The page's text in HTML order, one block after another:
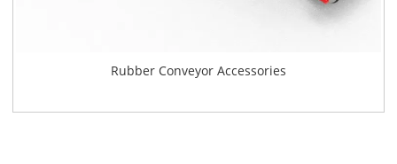
Rubber Conveyor Accessories